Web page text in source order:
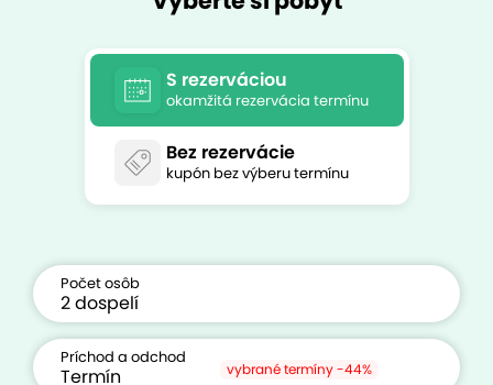
S rezerváciou
okamžitá rezervácia termínu
Bez rezervácie
kupón bez výberu termínu
Počet osôb
Príchod a odchod
vybrané termíny -44%